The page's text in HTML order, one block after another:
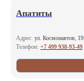
Апатиты
Адрес: ул. Космонавтов, 19
Телефон: +7 499 938-93-49